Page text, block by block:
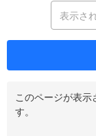
このページが表示
す。